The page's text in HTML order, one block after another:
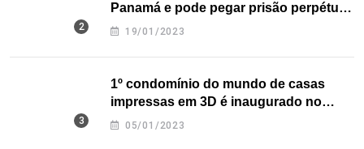
Panamá e pode pegar prisão perpétua
nos EUA
19/01/2023
1º condomínio do mundo de casas
impressas em 3D é inaugurado no
Texas
05/01/2023